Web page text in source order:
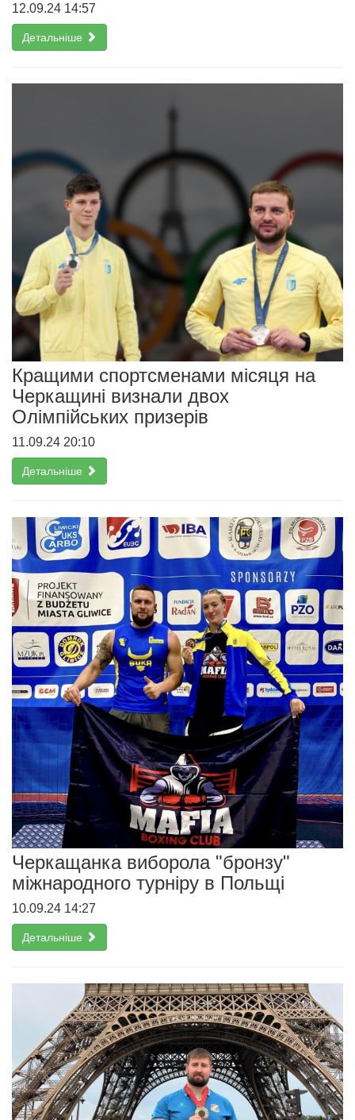
12.09.24 14:57
Детальніше
Кращими спортсменами місяця на
Черкащині визнали двох
Олімпійських призерів
11.09.24 20:10
Детальніше
Черкащанка виборола "бронзу"
міжнародного турніру в Польщі
10.09.24 14:27
Детальніше